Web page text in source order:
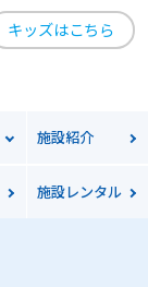
キッズはこちら
施設紹介
施設レンタル